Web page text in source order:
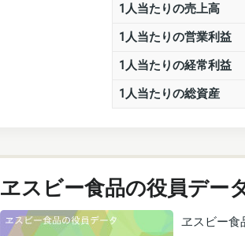
1人当たりの売上高
1人当たりの営業利益
1人当たりの経常利益
1人当たりの総資産
ヱスビー食品の役員デー
ヱスビー食